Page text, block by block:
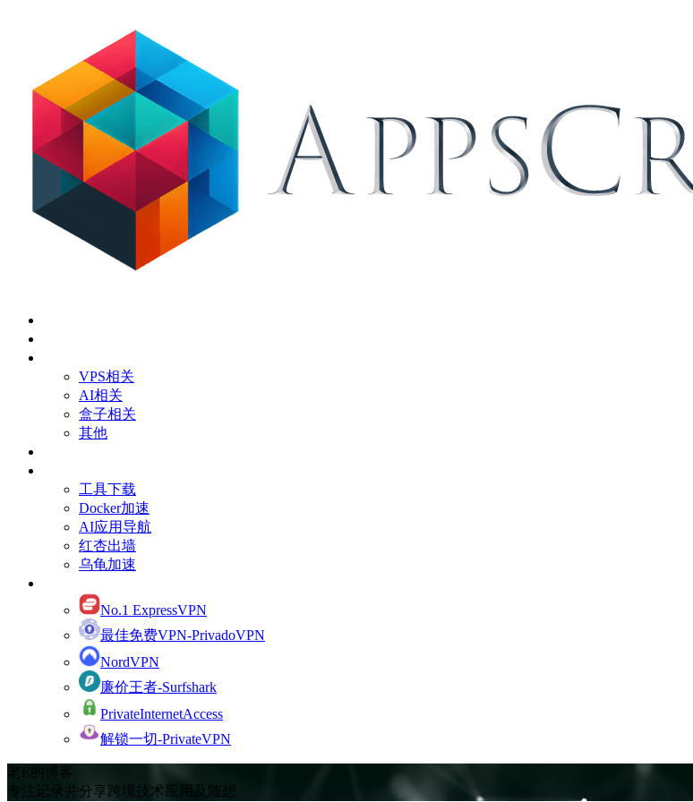
VPS相关
AI相关
盒子相关
其他
工具下载
Docker加速
AI应用导航
红杏出墙
乌龟加速
No.1 ExpressVPN
最佳免费VPN-PrivadoVPN
NordVPN
廉价王者-Surfshark
PrivateInternetAccess
解锁一切-PrivateVPN
老E的博客
专注记录并分享跨境技术应用及随想